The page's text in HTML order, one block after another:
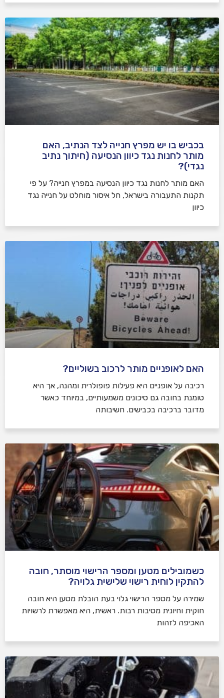
בכביש בו יש מפרץ חנייה לצד הנתיב, האם
מותר לחנות נגד כיוון הנסיעה (חיתוך נתיב
נגדי)?
האם מותר לחנות נגד כיוון הנסיעה במפרץ חנייה? על פי
תקנות התעבורה בישראל, חל איסור מוחלט על חנייה נגד
כיוון
האם לאופניים מותר לרכוב בשוליים?
רכיבה על אופניים היא פעילות פופולרית ומהנה, אך היא
טומנת בחובה גם סיכונים משמעותיים, במיוחד כאשר
מדובר ברכיבה בכבישים. חשיבותה
כשמובילים מטען ומספר הרישוי מוסתר, חובה
להתקין לוחית רישוי שלישית גלויה?
שמירה על מספר הרישוי גלוי בעת הובלת מטען היא חובה
חוקית וחיונית מסיבות רבות. ראשית, היא מאפשרת לרשויות
האכיפה לזהות